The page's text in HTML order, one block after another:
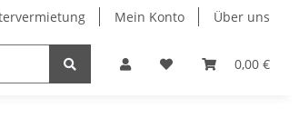
Mein Konto Über uns
0,00 €